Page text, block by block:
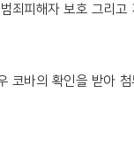
죄피해자 보호 그리고
코바의 확인을 받아